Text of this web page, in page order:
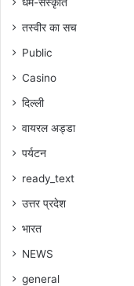
तस्वीर का सच
Public
Casino
दिल्ली
वायरल अड्डा
पर्यटन
ready_text
उत्तर प्रदेश
भारत
NEWS
general